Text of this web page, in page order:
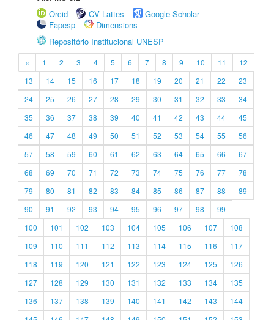
Orcid
CV Lattes
Google Scholar
Fapesp
Dimensions
Repositório Institucional UNESP
« 1 2 3 4 5 6 7 8 9 10 11
12
13
14 15 16 17 18 19 20 21 22
23
24
25 26 27 28 29 30 31 32 33
34
35
36 37 38 39 40 41 42 43 44
45
46
47 48 49 50 51 52 53 54 55
56
57
58 59 60 61 62 63 64 65 66
67
68
69 70 71 72 73 74 75 76 77
78
79
80 81 82 83 84 85 86 87 88
89
90
91 92 93 94 95 96 97 98
99
100
101 102 103 104 105 106 107
108
109
110 111 112 113 114 115 116
117
118
119 120 121 122 123 124 125
126
127
128 129 130 131 132 133 134
135
136
137 138 139 140 141 142 143
144